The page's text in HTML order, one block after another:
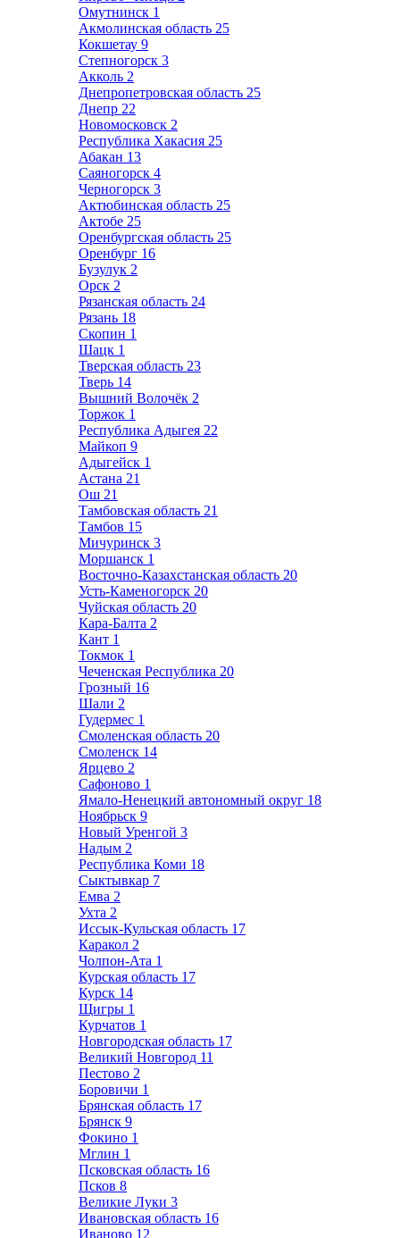
Омутнинск 1
Акмолинская область 25
Кокшетау 9
Степногорск 3
Акколь 2
Днепропетровская область 25
Днепр 22
Новомосковск 2
Республика Хакасия 25
Абакан 13
Саяногорск 4
Черногорск 3
Актюбинская область 25
Актобе 25
Оренбургская область 25
Оренбург 16
Бузулук 2
Орск 2
Рязанская область 24
Рязань 18
Скопин 1
Шацк 1
Тверская область 23
Тверь 14
Вышний Волочёк 2
Торжок 1
Республика Адыгея 22
Майкоп 9
Адыгейск 1
Астана 21
Ош 21
Тамбовская область 21
Тамбов 15
Мичуринск 3
Моршанск 1
Восточно-Казахстанская область 20
Усть-Каменогорск 20
Чуйская область 20
Кара-Балта 2
Кант 1
Токмок 1
Чеченская Республика 20
Грозный 16
Шали 2
Гудермес 1
Смоленская область 20
Смоленск 14
Ярцево 2
Сафоново 1
Ямало-Ненецкий автономный округ 18
Ноябрьск 9
Новый Уренгой 3
Надым 2
Республика Коми 18
Сыктывкар 7
Емва 2
Ухта 2
Иссык-Кульская область 17
Каракол 2
Чолпон-Ата 1
Курская область 17
Курск 14
Щигры 1
Курчатов 1
Новгородская область 17
Великий Новгород 11
Пестово 2
Боровичи 1
Брянская область 17
Брянск 9
Фокино 1
Мглин 1
Псковская область 16
Псков 8
Великие Луки 3
Ивановская область 16
Иваново 12